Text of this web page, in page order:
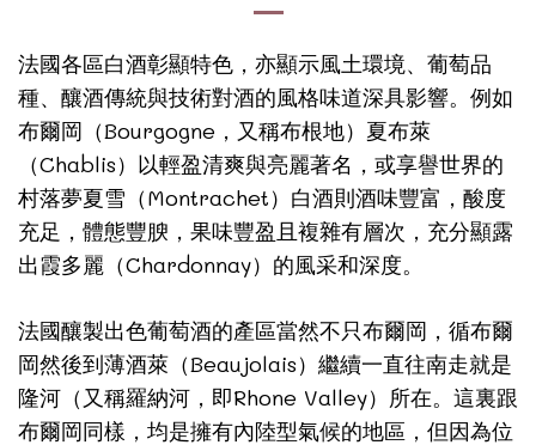
法國各區白酒彰顯特色，亦顯示風土環境、葡萄品
種、釀酒傳統與技術對酒的風格味道深具影響。例如
布爾岡（Bourgogne ，又稱布根地）夏布萊
（Chablis ）以輕盈清爽與亮麗著名，或享譽世界的
村落夢夏雪（ Montrachet ）白酒則酒味豐富，酸度
充足，體態豐腴，果味豐盈且複雜有層次，充分顯露
出霞多麗（Chardonnay）的風采和深度。
法國釀製出色葡萄酒的產區當然不只布爾岡，循布爾
岡然後到薄酒萊（Beaujolais ）繼續一直往南走就是
隆河（又稱羅納河，即Rhone Valley）所在。這裏跟
布爾岡同樣，均是擁有內陸型氣候的地區，但因為位